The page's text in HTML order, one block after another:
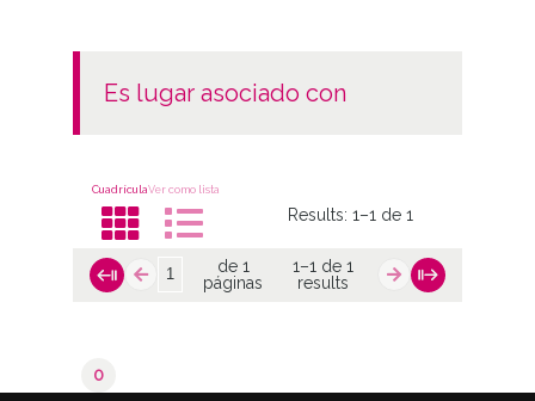
es lugar asociado con
CuadrículaVer como lista
Results:1–1 de 1
de 1
páginas
1–1 de 1
results
0